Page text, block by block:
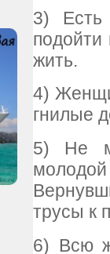
3) Есть
подойти
жить.
4)
гнилые
5) Не
трусы к
6) Всю